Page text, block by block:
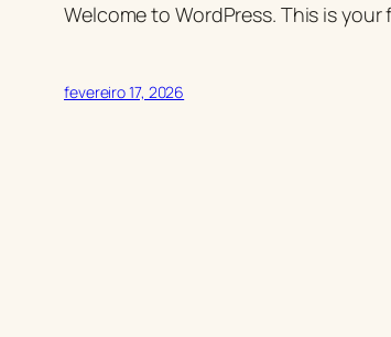
Welcome to WordPress. This is
fevereiro 17, 2026